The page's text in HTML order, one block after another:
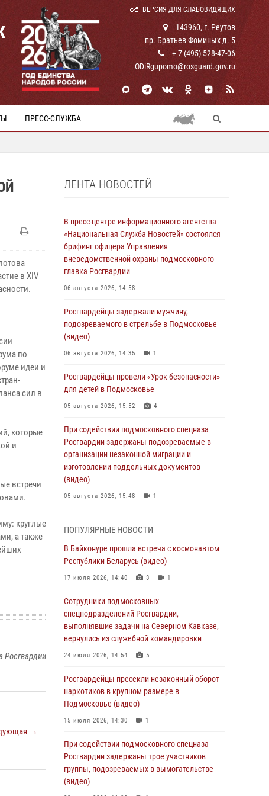
ВЕРСИЯ ДЛЯ СЛАБОВИДЯЩИХ
143960, г. Реутов
пр. Братьев Фоминых д. 5
+ 7 (495) 528-47-06
ODiRgupomo@rosguard.gov.ru
ПРЕСС-СЛУЖБА
в XIV
по
идеи и
сил в
которые
и
встречи
круглые
а также
Росгвардии
→
ЛЕНТА НОВОСТЕЙ
В пресс-центре информационного агентства
«Национальная Служба Новостей» состоялся
брифинг офицера Управления
вневедомственной охраны подмосковного
главка Росгвардии
06 августа 2026, 14:58
Росгвардейцы задержали мужчину,
подозреваемого в стрельбе в Подмосковье
(видео)
06 августа 2026, 14:35 1
Росгвардейцы провели «Урок безопасности»
для детей в Подмосковье
05 августа 2026, 15:52 4
При содействии подмосковного спецназа
Росгвардии задержаны подозреваемые в
организации незаконной миграции и
изготовлении поддельных документов
(видео)
05 августа 2026, 15:48 1
супермаркета в Подмосковье (видео)
03 августа 2026, 15:32 1
Росгвардейцы пресекли кражу сантехники,
Подмосковье (видео)
03 августа 2026, 15:08 1
В Подмосковье отметили годовщину со Дня
образования ОМОН «Пересвет»
Офицер подмосковного главка Росгвардии
стал гостем эфира «Радио 1»
01 августа 2026, 17:57
Росгвардейцы задержали рецидивиста,
подозреваемого в краже на крупную сумму в
Подмосковье
31 июля 2026, 13:00
ПОПУЛЯРНЫЕ НОВОСТИ
В Байконуре прошла встреча с космонавтом
Республики Беларусь (видео)
17 июля 2026, 14:40 3 1
Сотрудники подмосковных
спецподразделений Росгвардии,
выполнявшие задачи на Северном Кавказе,
вернулись из служебной командировки
24 июля 2026, 14:54 5
Росгвардейцы пресекли незаконный оборот
наркотиков в крупном размере в
Подмосковье (видео)
15 июля 2026, 14:30 1
При содействии подмосковного спецназа
Росгвардии задержаны трое участников
группы, подозреваемых в вымогательстве
(видео)